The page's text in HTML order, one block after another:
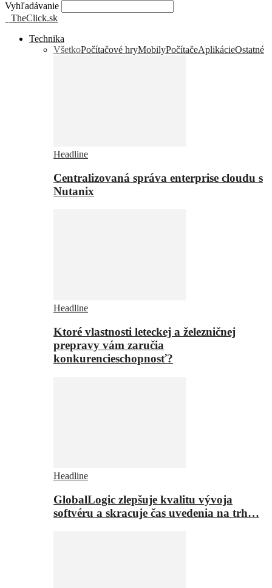
Vyhľadávanie
TheClick.sk
Technika
VšetkoPočítačové hryMobilyPočítačeAplikácieOstatné
Headline
Centralizovaná správa enterprise cloudu s
Nutanix
Headline
Ktoré vlastnosti leteckej a železničnej
prepravy vám zaručia
konkurencieschopnosť?
Headline
GlobalLogic zlepšuje kvalitu vývoja
softvéru a skracuje čas uvedenia na trh…